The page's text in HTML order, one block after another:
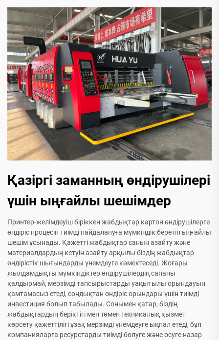
Қазіргі заманның өндірушілері
үшін ыңғайлы шешімдер
Принтер-желімдеуіш біріккен жабдықтар картон өндірушілерге
өндіріс процесін тиімді пайдалануға мүмкіндік беретін ыңғайлы
шешім ұсынады. Қажетті жабдықтар санын азайту және
материалдардың кетуін азайту арқылы біздің жабдықтар
өндірістік шығындарды үнемдеуге көмектеседі. Жоғары
жылдамдықты мүмкіндіктер өндірушілердің сапаны
қалдырмай, мерзімді тапсырыстарды уақытылы орындауын
қамтамасыз етеді, сондықтан өндіріс орындары үшін тиімді
инвестиция болып табылады. Сонымен қатар, біздің
жабдықтардың беріктігі мен төмен техникалық қызмет
көрсету қажеттілігі ұзақ мерзімді үнемдеуге ықпал етеді, бұл
компанияларға ресурстарды тиімді бөлуге және өсуге назар